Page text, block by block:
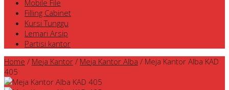
Mobile File
Filling Cabinet
Kursi Tunggu
Lemari Arsip
Partisi kantor
Home / Meja Kantor / Meja Kantor Alba / Meja Kantor Alba KAD
405